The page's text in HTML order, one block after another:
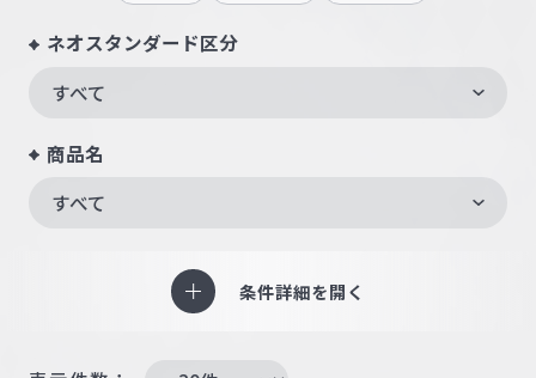
ネオスタンダード区分
すべて
商品名
すべて
条件詳細を開く